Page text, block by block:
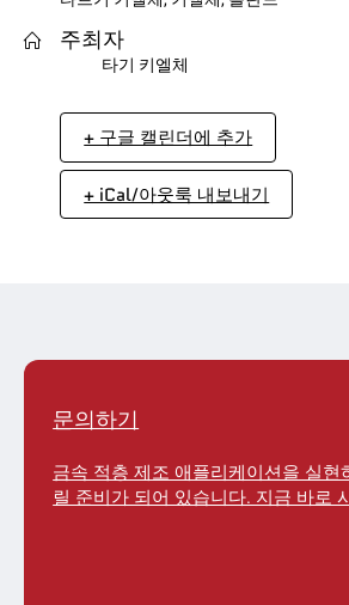
주최자
타기 키엘체
+ 구글 캘린더에 추가
+ iCal/아웃룩 내보내기
문의하기
금속 적층 제조 애플리케이션을 실현
릴 준비가 되어 있습니다. 지금 바로